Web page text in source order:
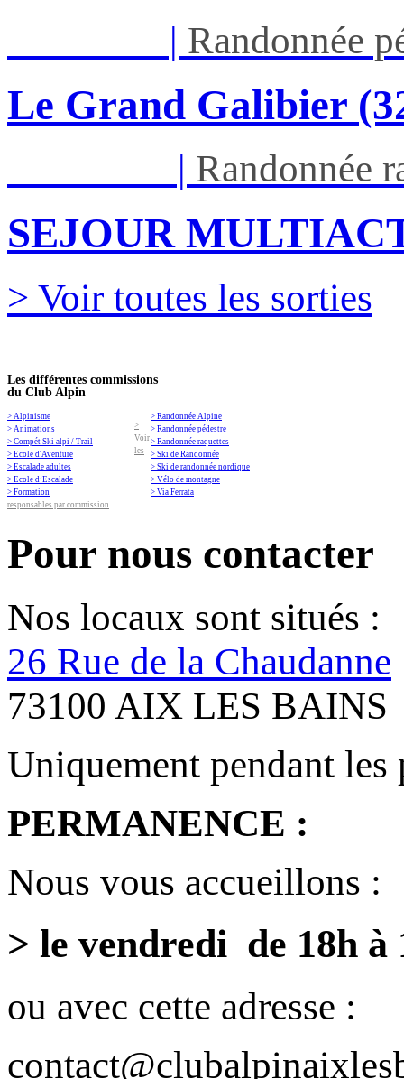
| Randonnée
Le Grand Galibier
| Randonnée
SEJOUR
> Voir toutes les sorties
Les différentes commissions
du Club Alpin
> Alpinisme
> Animations
> Compét Ski alpi / Trail
> Ecole d'Aventure
> Escalade adultes
> Ecole d’Escalade
> Formation
> Randonnée Alpine
> Randonnée pédestre
> Randonnée raquettes
> Ski de Randonnée
> Ski de randonnée nordique
> Vélo de montagne
> Via Ferrata
>
Voir
les
responsables par commission
Pour nous contacter
Nos locaux sont situés :
26 Rue de la Chaudanne
73100 AIX LES BAINS
Uniquement pendant les
PERMANENCE :
Nous vous accueillons :
> le vendredi de 18h à
ou avec cette adresse :